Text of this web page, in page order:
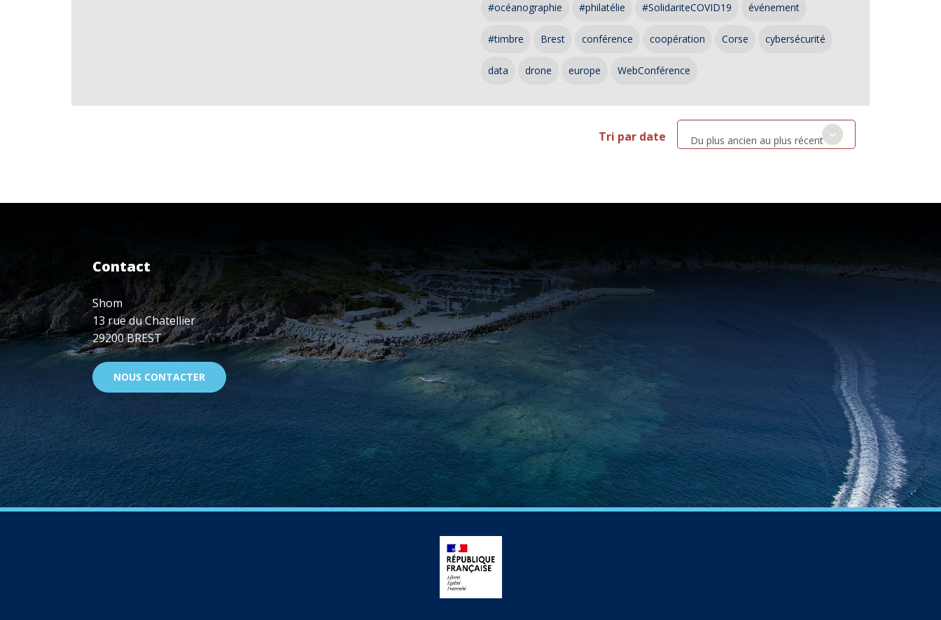
#océanographie #philatélie #SolidariteCOVID19 événement
#timbre Brest conférence coopération Corse cybersécurité
data drone europe WebConférence
Tri par date Du plus ancien au plus récent
Contact
Shom
13 rue du Chatellier
29200 BREST
NOUS CONTACTER